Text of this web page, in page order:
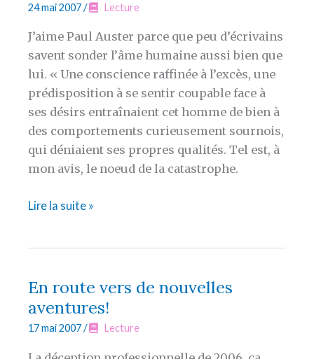
24 mai 2007/ Lecture
J’aime Paul Auster parce que peu d’écrivains
savent sonder l’âme humaine aussi bien que
lui. « Une conscience raffinée à l’excès, une
prédisposition à se sentir coupable face à
ses désirs entraînaient cet homme de bien à
des comportements curieusement sournois,
qui déniaient ses propres qualités. Tel est, à
mon avis, le noeud de la catastrophe.
Sors
Paul
Lire la suite »
En route vers de nouvelles
aventures!
17 mai 2007/ Lecture